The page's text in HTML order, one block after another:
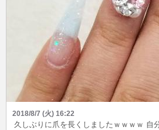
2018/8/7 (火) 16:22
久しぶりに爪を長くしましたｗｗｗｗ 自